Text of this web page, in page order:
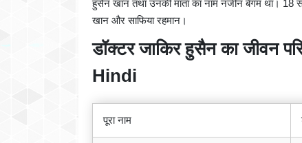
हुसैन खान तथा उनकी माता का नाम नजीन बेगम था। 18
खान और साफिया रहमान।
डॉक्टर जाकिर हुसैन का
Hindi
पूरा नाम